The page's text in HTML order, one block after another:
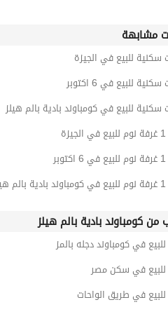
مشابهة
سكنية للبيع في الجيزة
للبيع في 6 اكتوبر
سكنية للبيع في كومباوند بادية بالم هيلز
من كومباوند بادية بالم هيلز
في كومباوند دجله بالمز
في سكن مصر
في طريق الواحات